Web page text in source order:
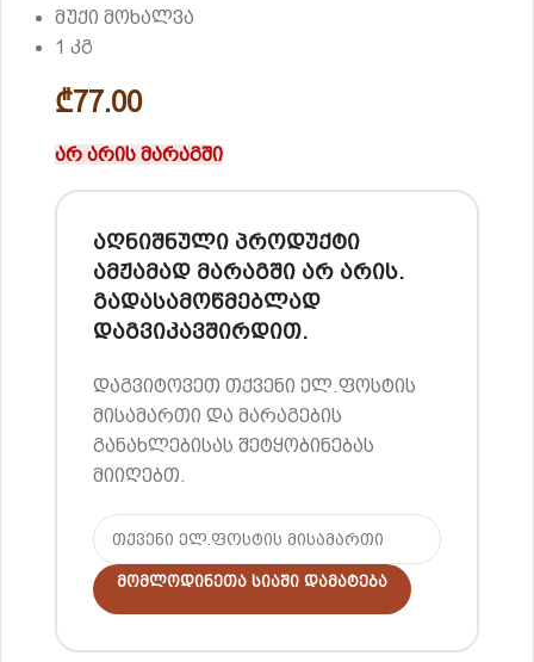
მუქი მოხალვა
1 კგ
₾77.00
არ არის მარაგში
აღნიშნული პროდუქტი
ამჟამად მარაგში არ არის.
გადასამოწმებლად
დაგვიკავშირდით.
დაგვიტოვეთ თქვენი ელ.ფოსტის
მისამართი და მარაგების
განახლებისას შეტყობინებას
მიიღებთ.
Მომლოდინეთა Სიაში Დამატება